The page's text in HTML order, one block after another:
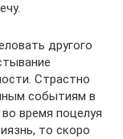
другого
Страстно
событиям в
время поцелуя
то скоро